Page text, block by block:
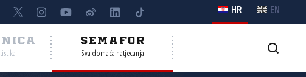
HR EN
SEMAFOR
Sva domaća natjecanja